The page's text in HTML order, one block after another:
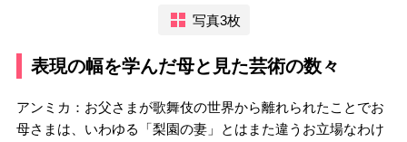
写真3枚
表現の幅を学んだ母と見た芸術の数々
アンミカ：お父さまが歌舞伎の世界から離れられたことでお
母さまは、いわゆる「梨園の妻」とはまた違うお立場なわけ